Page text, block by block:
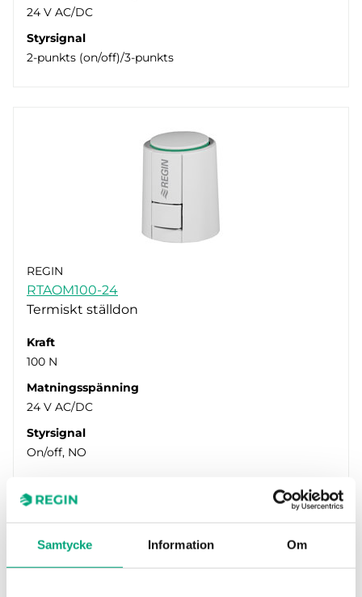
Samtycke Information Om
24 V AC/DC
Styrsignal
2-punkts (on/off)/3-punkts
REGIN
RTAOM100-24
Termiskt ställdon
Kraft
100 N
Matningsspänning
24 V AC/DC
Styrsignal
On/off, NO